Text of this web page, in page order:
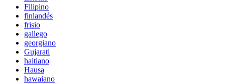
Filipino
finlandés
frisio
gallego
georgiano
Gujarati
haitiano
Hausa
hawaiano